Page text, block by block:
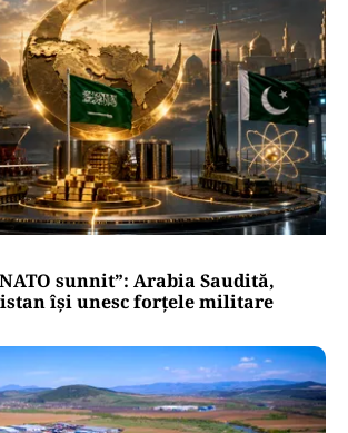
sunnit”: Arabia Saudită,
își unesc forțele militare